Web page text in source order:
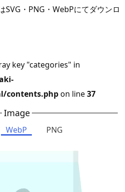
SVG・PNG・WebPにてダウンロ
key "categories" in
contents.phpon line37
Image
WebP PNG